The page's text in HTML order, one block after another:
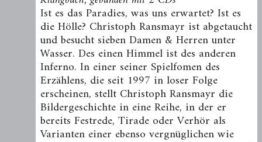
Ist es das Paradies, was uns erwartet? Ist es
die Hölle? Christoph Ransmayr ist abgetaucht
und besucht sieben Damen & Herren unter
Wasser. Des einen Himmel ist des anderen
Inferno. In einer seiner Spielfomen des
Erzählens, die seit 1997 in loser Folge
erscheinen, stellt Christoph Ransmayr die
Bildergeschichte in eine Reihe, in der er
bereits Festrede, Tirade oder Verhör als
Varianten einer ebenso vergnüglichen wie